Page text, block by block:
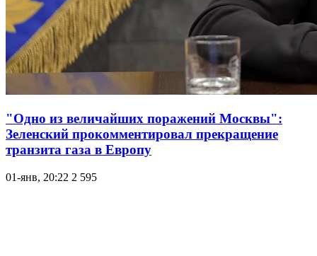
"Одно из величайших поражений Москвы":
Зеленский прокомментировал прекращение
транзита газа в Европу
01-янв, 20:22 2 595